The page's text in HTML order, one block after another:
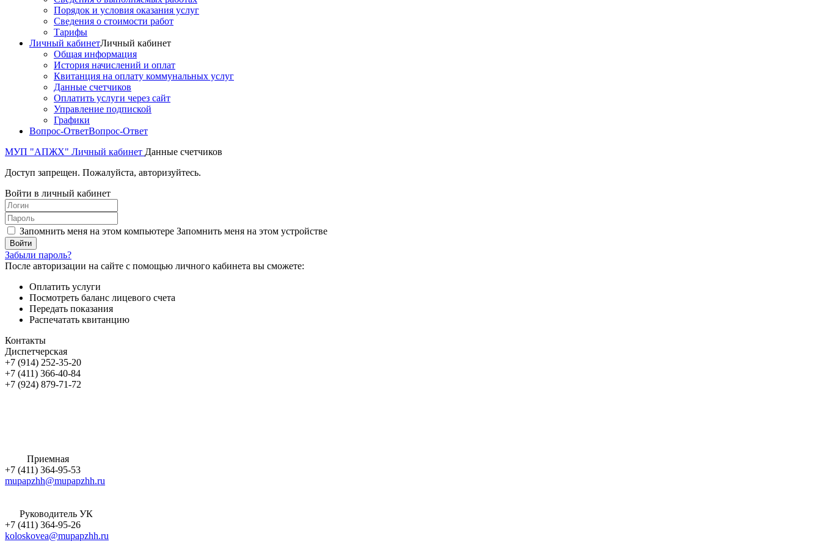
Порядок и условия оказания услуг
Сведения о стоимости работ
Тарифы
Личный кабинетЛичный кабинет
Общая информация
История начислений и оплат
Квитанция на оплату коммунальных услуг
Данные счетчиков
Оплатить услуги через сайт
Управление подпиской
Графики
Вопрос-ОтветВопрос-Ответ
МУП "АПЖХ" Личный кабинет Данные счетчиков
Доступ запрещен. Пожалуйста, авторизуйтесь.
Войти в личный кабинет
Запомнить меня на этом компьютере Запомнить меня на этом устройстве
Забыли пароль?
После авторизации на сайте с помощью личного кабинета вы сможете:
Оплатить услуги
Посмотреть баланс лицевого счета
Передать показания
Распечатать квитанцию
Контакты
Диспетчерская
+7 (914) 252-35-20
+7 (411) 366-40-84
+7 (924) 879-71-72
Приемная
+7 (411) 364-95-53
mupapzhh@mupapzhh.ru
Руководитель УК
+7 (411) 364-95-26
koloskovea@mupapzhh.ru